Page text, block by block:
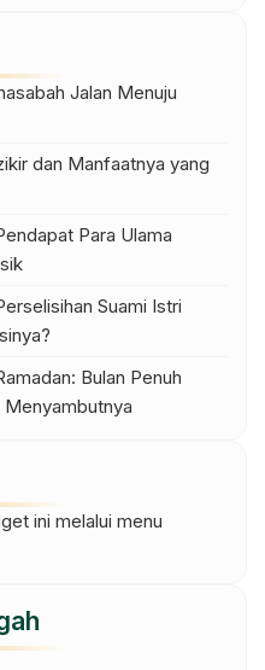
Jalan Menuju
dan Manfaatnya yang
Para Ulama
Suami Istri
Bulan Penuh
Menyambutnya
ini melalui menu